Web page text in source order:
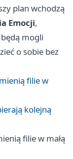
plan wchodzą
Emocji,
mogli
o sobie bez
filie w
kolejną
filie w małą